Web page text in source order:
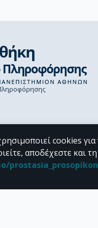
cookies
αποδέχεστε και